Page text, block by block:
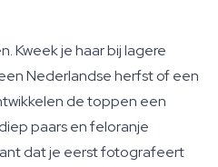
Kweek je haar bij lagere
Nederlandse herfst of een
de toppen een
paars en feloranje
dat je eerst fotografeert